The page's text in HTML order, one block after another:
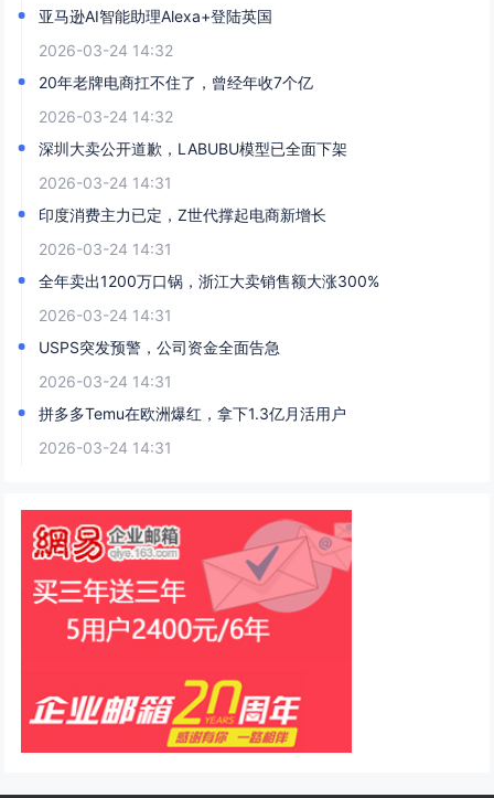
亚马逊AI智能助理Alexa+登陆英国
2026-03-24 14:32
20年老牌电商扛不住了，曾经年收7个亿
2026-03-24 14:32
深圳大卖公开道歉，LABUBU模型已全面下架
2026-03-24 14:31
印度消费主力已定，Z世代撑起电商新增长
2026-03-24 14:31
全年卖出1200万口锅，浙江大卖销售额大涨300%
2026-03-24 14:31
USPS突发预警，公司资金全面告急
2026-03-24 14:31
拼多多Temu在欧洲爆红，拿下1.3亿月活用户
2026-03-24 14:31